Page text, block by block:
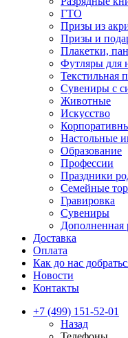
ГТО
Призы из
Призы и
Плакетки,
Футляры для
Текстильная
Сувениры с
Животные
Искусство
Настольные
Образование
Профессии
Праздники
Семейные
Гравировка
Сувениры
Дополненная
Доставка
Оплата
Как до нас
Новости
Контакты
+7 (499) 151-52-01
Назад